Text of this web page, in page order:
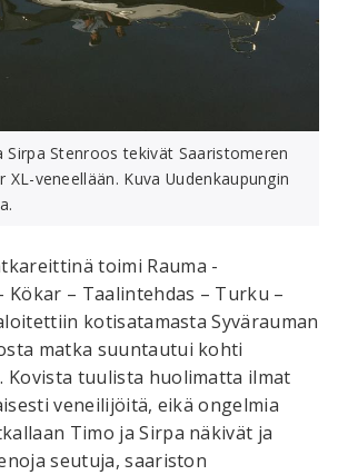
Stenroos tekivät Saaristomeren
veneellään. Kuva Uudenkaupungin
toimi Rauma -
Kökar – Taalintehdas – Turku –
kotisatamasta Syvärauman
matka suuntautui kohti
Kovista tuulista huolimatta ilmat
veneilijöitä, eikä ongelmia
Timo ja Sirpa näkivät ja
seutuja, saariston